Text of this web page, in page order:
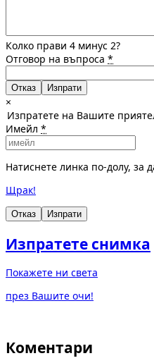
Колко прави 4 минус 2?
Отговор на въпроса *
Отказ
×
Изпратете на Вашите
Имейл *
Натиснете линка по-долу, за
Щрак!
Отказ Изпрати
Изпратете снимка
Покажете ни света
през Вашите очи!
Коментари